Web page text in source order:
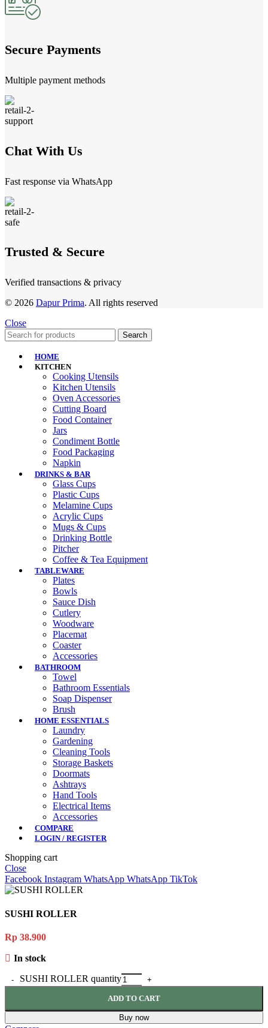
Secure Payments
Multiple payment methods
Chat With Us
Fast response via WhatsApp
Trusted & Secure
Verified transactions & privacy
© 2026 Dapur Prima. All rights reserved
Close
Search
HOME
KITCHEN
Cooking Utensils
Kitchen Utensils
Oven Accessories
Cutting Board
Food Container
Jars
Condiment Bottle
Food Packaging
Napkin
DRINKS & BAR
Glass Cups
Plastic Cups
Melamine Cups
Acrylic Cups
Mugs & Cups
Drinking Bottle
Pitcher
Coffee & Tea Equipment
TABLEWARE
Plates
Bowls
Sauce Dish
Cutlery
Woodware
Placemat
Coaster
Accessories
BATHROOM
Towel
Bathroom Essentials
Soap Dispenser
Brush
HOME ESSENTIALS
Laundry
Gardening
Cleaning Tools
Storage Baskets
Doormats
Ashtrays
Hand Tools
Electrical Items
Accessories
COMPARE
LOGIN / REGISTER
Shopping cart
Close
Facebook Instagram WhatsApp WhatsApp TikTok
SUSHI ROLLER
Rp 38.900
In stock
SUSHI ROLLER quantity
ADD TO CART
Buy now